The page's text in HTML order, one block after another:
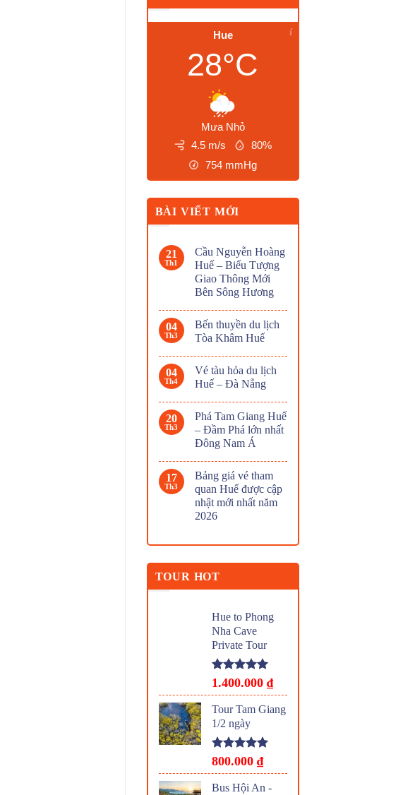
Hue
28°C
Mưa Nhỏ
4.5 m/s
80%
754 mmHg
BÀI VIẾT MỚI
21
Th1
Cầu Nguyễn Hoàng
Huế – Biểu Tượng
Giao Thông Mới
Bên Sông Hương
04
Th3
Bến thuyền du lịch
Tòa Khâm Huế
04
Th4
Vé tàu hỏa du lịch
Huế – Đà Nẵng
20
Th3
Phá Tam Giang Huế
– Đầm Phá lớn nhất
Đông Nam Á
17
Th3
Bảng giá vé tham
quan Huế được cập
nhật mới nhất năm
2026
TOUR HOT
Hue to Phong
Nha Cave
Private Tour
Rated 5.00
1.400.000 ₫
Tour Tam Giang
1/2 ngày
Rated5.00
800.000 ₫
Bus Hội An -